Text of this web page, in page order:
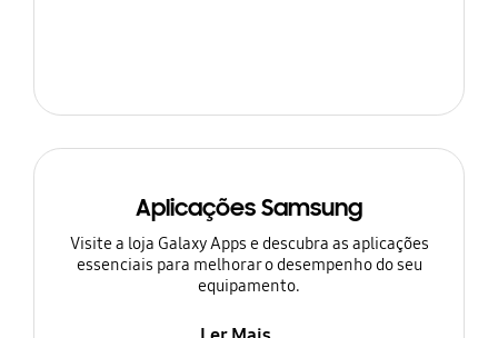
Aplicações Samsung
Visite a loja Galaxy Apps e descubra as aplicações
essenciais para melhorar o desempenho do seu
equipamento.